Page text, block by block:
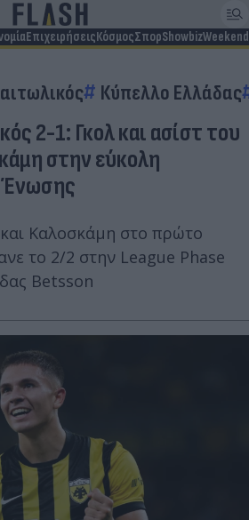
ΕπιχειρήσειςΚόσμοςΣπορShowbizWeekend
Κύπελλο Ελλάδας
2-1: Γκολ και ασίστ του
στην εύκολη
Ένωσης
Καλοσκάμη στο πρώτο
το 2/2 στην League Phase
Betsson